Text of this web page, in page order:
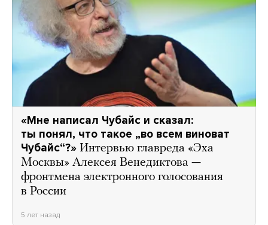
«Мне написал Чубайс и сказал:
ты понял, что такое „во всем виноват
Чубайс“?» Интервью главреда «Эха
Москвы» Алексея Венедиктова —
фронтмена электронного голосования
в России
5 лет назад